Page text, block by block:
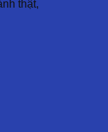
thật,